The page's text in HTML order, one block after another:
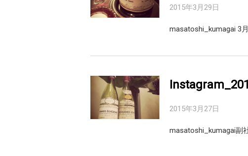
2015年3月29日
masatoshi_kumagai 3
2015年3月27日
masatoshi_kumagai副